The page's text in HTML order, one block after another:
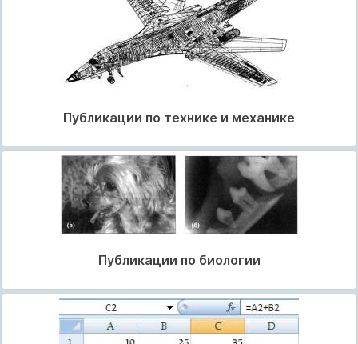
Публикации по технике и механике
Публикации по биологии